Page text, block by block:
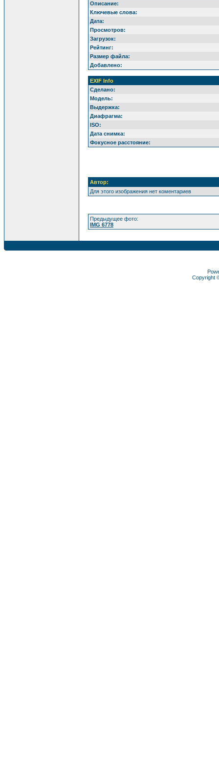
Описание:
Ключевые слова:
Дата:
Просмотров:
Загрузок:
Рейтинг:
Размер файла:
Добавлено:
EXIF Info
Сделано:
Модель:
Выдержка:
Диафрагма:
ISO:
Дата снимка:
Фокусное расстояние:
Автор:
Для этого изображения нет коментариев
Предыдущее фото:
IMG 6778
Copyright